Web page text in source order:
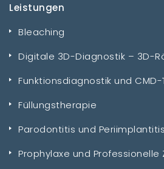
Leistungen
Bleaching
Digitale 3D-Diagnostik – 3D-
Funktionsdiagnostik und
Füllungstherapie
Parodontitis und Periimplantitis
Prophylaxe und Professionelle